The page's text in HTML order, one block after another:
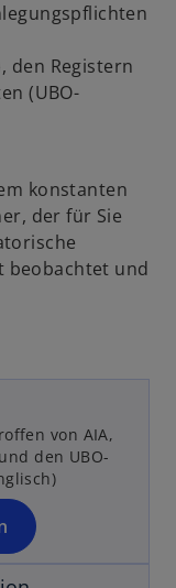
den Registern
(UBO-
konstanten
der für Sie
beobachtet und
von AIA,
den UBO-